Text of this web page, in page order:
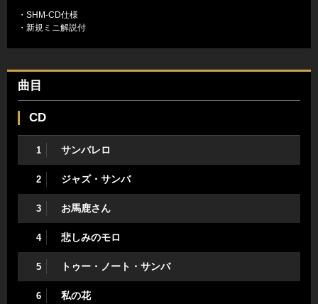
・SHM-CD仕様
・新規ミニ解説付
曲目
CD
1 サンバレロ
2 ジャズ・サンバ
3 お馬鹿さん
4 悲しみのモロ
5 トゥー・ノート・サンバ
6 私の花